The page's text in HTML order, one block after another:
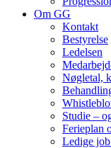
Om GG
Kontakt
Bestyrelse
Ledelsen
Nøgletal,
Studie –
Ferieplan
Ledige